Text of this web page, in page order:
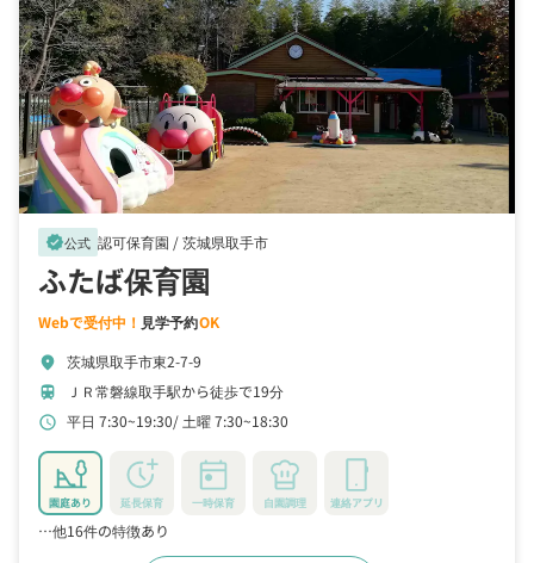
verified公式 認可保育園 /茨城県取手市
ふたば保育園
Webで受付中！ 見学予約OK
location_on 茨城県取手市東2-7-9
train ＪＲ常磐線取手駅から徒歩で19分
schedule 平日 7:30~19:30 土曜 7:30~18:30
園庭あり 延長保育 一時保育 自園調理 連絡アプリ
…他16件の特徴あり